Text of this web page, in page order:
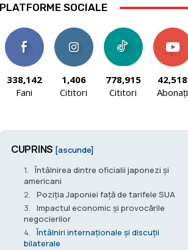
PLATFORME SOCIALE
338,142
Fani
1,406
Cititori
778,915
Cititori
42,518
Abonați
CUPRINS [ascunde]
Întâlnirea dintre oficialii japonezi și
americani
Poziția Japoniei față de tarifele SUA
Impactul economic și provocările
negocierilor
Întâlniri internaționale și discuții
bilaterale